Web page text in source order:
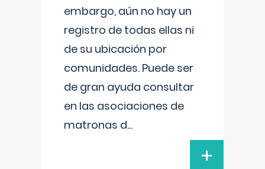
embargo, aún no hay un
registro de todas ellas ni
de su ubicación por
comunidades. Puede ser
de gran ayuda consultar
en las asociaciones de
matronas d...
+